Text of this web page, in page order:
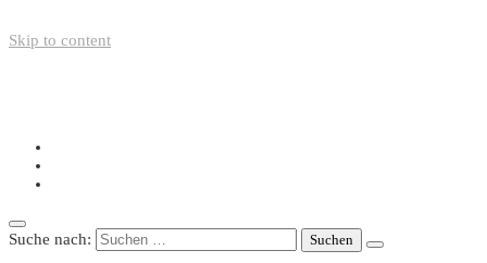
Skip to content
Suche nach: